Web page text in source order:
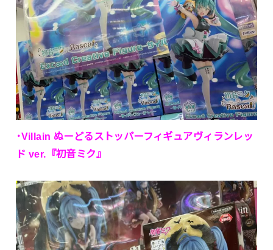
･Villain ぬーどるストッパーフィギュアヴィランレッ
ド ver.『初音ミク』